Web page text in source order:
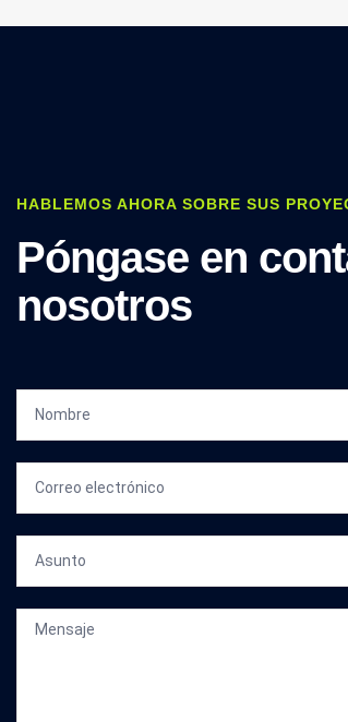
HABLEMOS AHORA SOBRE SUS
Póngase en
nosotros